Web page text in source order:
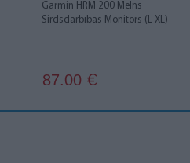
Garmin HRM 200 Melns
Sirdsdarbības Monitors (L-XL)
87.00 €